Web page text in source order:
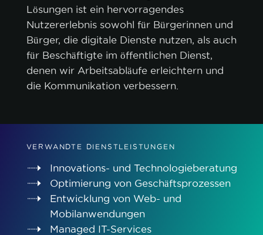
Lösungen ist ein hervorragendes
Nutzererlebnis sowohl für Bürgerinnen und
Bürger, die digitale Dienste nutzen, als auch
für Beschäftigte im öffentlichen Dienst,
denen wir Arbeitsabläufe erleichtern und
die Kommunikation verbessern.
VERWANDTE DIENSTLEISTUNGEN
Innovations- und Technologieberatung
Optimierung von Geschäftsprozessen
Entwicklung von Web- und
Mobilanwendungen
Managed IT-Services